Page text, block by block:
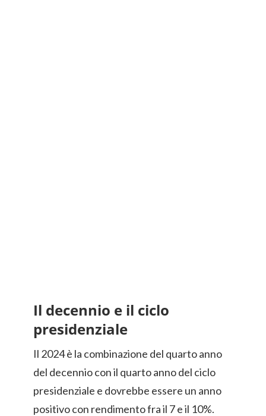
Il decennio e il ciclo
presidenziale
Il 2024 è la combinazione del quarto anno
del decennio con il quarto anno del ciclo
presidenziale e dovrebbe essere un anno
positivo con rendimento fra il 7 e il 10%.